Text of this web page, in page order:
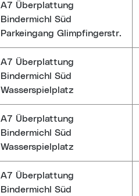
A7 Überplattung
Bindermichl Süd
Parkeingang Glimpfingerstr.
A7 Überplattung
Bindermichl Süd
Wasserspielplatz
A7 Überplattung
Bindermichl Süd
Wasserspielplatz
A7 Überplattung
Bindermichl Süd